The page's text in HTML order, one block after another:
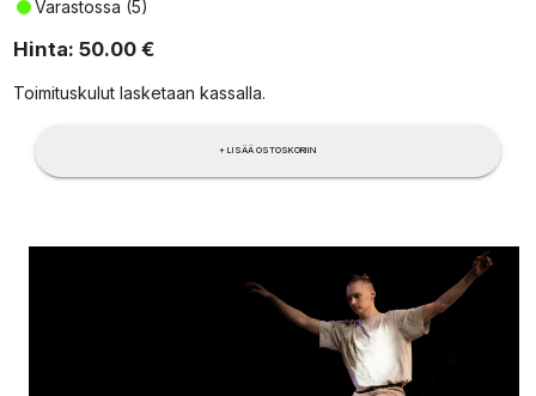
Varastossa (5)
Hinta:50.00 €
Toimituskulut lasketaan kassalla.
+ LISÄÄ OSTOSKORIIN